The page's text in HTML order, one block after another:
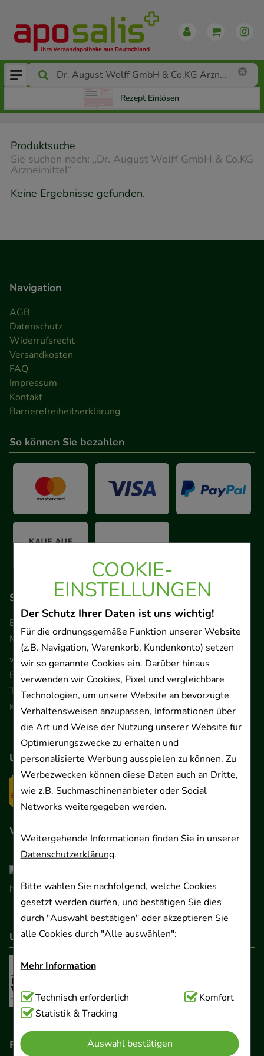
COOKIE-
EINSTELLUNGEN
Der Schutz Ihrer Daten ist uns wichtig!
Für die ordnungsgemäße Funktion unserer Website
(z.B. Navigation, Warenkorb, Kundenkonto) setzen
wir so genannte Cookies ein. Darüber hinaus
verwenden wir Cookies, Pixel und vergleichbare
Technologien, um unsere Website an bevorzugte
Verhaltensweisen anzupassen, Informationen über
die Art und Weise der Nutzung unserer Website für
Optimierungszwecke zu erhalten und
personalisierte Werbung ausspielen zu können. Zu
Werbezwecken können diese Daten auch an Dritte,
wie z.B. Suchmaschinenanbieter oder Social
Networks weitergegeben werden.
Weitergehende Informationen finden Sie in unserer
Datenschutzerklärung.
Bitte wählen Sie nachfolgend, welche Cookies
gesetzt werden dürfen, und bestätigen Sie dies
durch "Auswahl bestätigen" oder akzeptieren Sie
alle Cookies durch "Alle auswählen":
Mehr Information
Technisch Notwendig:Hierbei handelt es sich um
Cookies, die für die Grundfunktionen unserer
Website notwendig sind (z.B. Navigation,
Warenkorb, Kundenkonto), weshalb auf diese nicht
Technisch erforderlich
Komfort
Statistik & Tracking
Auswahl bestätigen
Rezept Einlösen
Produktsuche
Sie suchen nach: „Dr. August Wolff GmbH & Co.KG
Arzneimittel“
Keine Ergebnisse gefunden.
Navigation
AGB
Datenschutz
Widerrufsrecht
Versandkosten
FAQ
Impressum
Kontakt
Barrierefreiheitserklärung
So können Sie bezahlen
So erreichen Sie uns
Beratung und Kundenservice:
Montag - Freitag von 9.00 bis 17.00 Uhr
www.ApoSalis.de· E-Mail: info@ApoSalis.de
Ernst-August-Platz 2 · 30159 Hannover
Telefon 0511 89 71 80 0 · Fax 0511 89 71 80 11
Kontaktformular
Unser Versanddienstleister
Wir sind hier gelistet
Unser Netzwerk
Rechtliche Pflichtangaben